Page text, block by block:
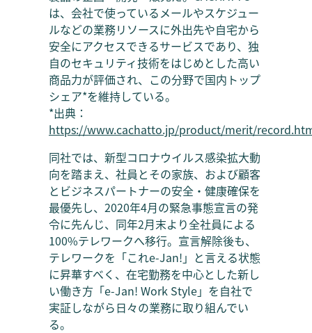
は、会社で使っているメールやスケジュー
ルなどの業務リソースに外出先や自宅から
安全にアクセスできるサービスであり、独
自のセキュリティ技術をはじめとした高い
商品力が評価され、この分野で国内トップ
シェア*を維持している。
*出典：
https://www.cachatto.jp/product/merit/
同社では、新型コロナウイルス感染拡大動
向を踏まえ、社員とその家族、および顧客
とビジネスパートナーの安全・健康確保を
最優先し、2020年4月の緊急事態宣言の発
令に先んじ、同年2月末より全社員による
100%テレワークへ移行。宣言解除後も、
テレワークを「これe-Jan!」と言える状態
に昇華すべく、在宅勤務を中心とした新し
い働き方「e-Jan! Work Style」を自社で
実証しながら日々の業務に取り組んでい
る。